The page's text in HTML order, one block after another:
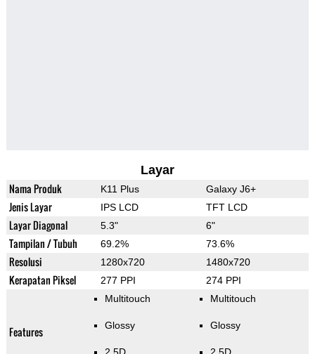
Layar
Nama Produk K11 Plus Galaxy J6+
Jenis Layar IPS LCD TFT LCD
Layar Diagonal 5.3" 6"
Tampilan / Tubuh 69.2% 73.6%
Resolusi 1280x720 1480x720
Kerapatan Piksel 277 PPI 274 PPI
Features
Multitouch
Glossy
Multitouch
Glossy